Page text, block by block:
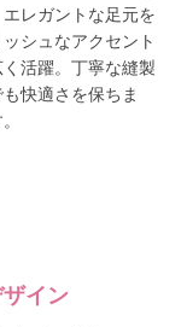
レガントな足元を
シュなアクセント
活躍。丁寧な縫製
快適さを保ちま
イン